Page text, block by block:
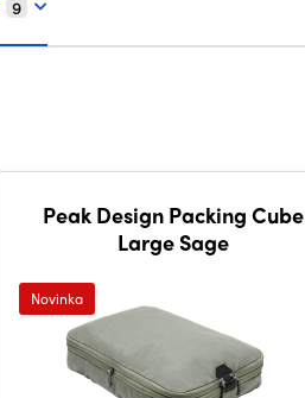
9
Peak Design Packing Cube
Large Sage
Novinka